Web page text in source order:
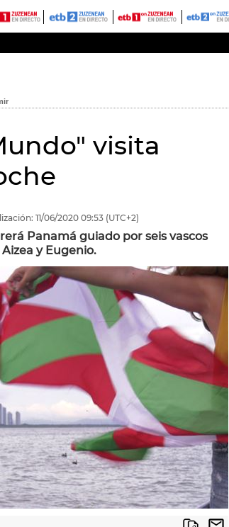
visita
11/06/2020 09:53 (UTC+2)
Panamá guiado por seis vascos
y Eugenio.